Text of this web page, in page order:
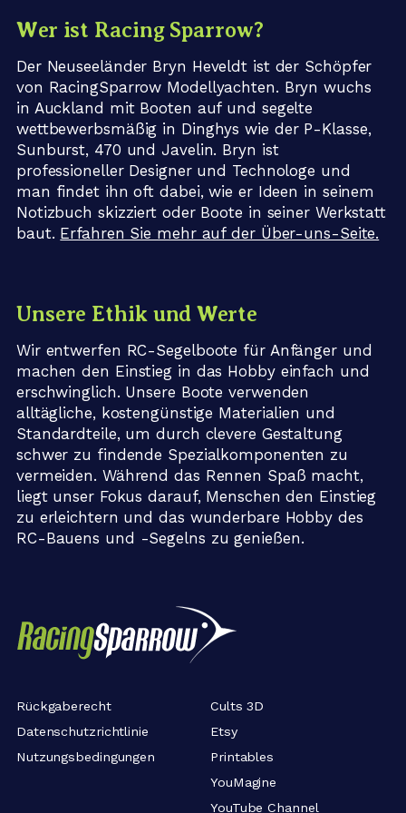
interessiert sind, gedruckte Boote zu verkaufen,
kontaktieren Sie mich. Ich bin immer offen für
Ideen.
Wer ist Racing Sparrow?
Der Neuseeländer Bryn Heveldt ist der Schöpfer
von RacingSparrow Modellyachten. Bryn wuchs
in Auckland mit Booten auf und segelte
wettbewerbsmäßig in Dinghys wie der P-Klasse,
Sunburst, 470 und Javelin. Bryn ist
professioneller Designer und Technologe und
man findet ihn oft dabei, wie er Ideen in seinem
Notizbuch skizziert oder Boote in seiner Werkstatt
baut. Erfahren Sie mehr auf der Über-uns-Seite.
Unsere Ethik und Werte
Wir entwerfen RC-Segelboote für Anfänger und
machen den Einstieg in das Hobby einfach und
erschwinglich. Unsere Boote verwenden
alltägliche, kostengünstige Materialien und
Standardteile, um durch clevere Gestaltung
schwer zu findende Spezialkomponenten zu
vermeiden. Während das Rennen Spaß macht,
liegt unser Fokus darauf, Menschen den Einstieg
zu erleichtern und das wunderbare Hobby des
RC-Bauens und -Segelns zu genießen.
Rückgaberecht
Datenschutzrichtlinie
Nutzungsbedingungen
Cults 3D
Etsy
Printables
YouMagine
YouTube Channel